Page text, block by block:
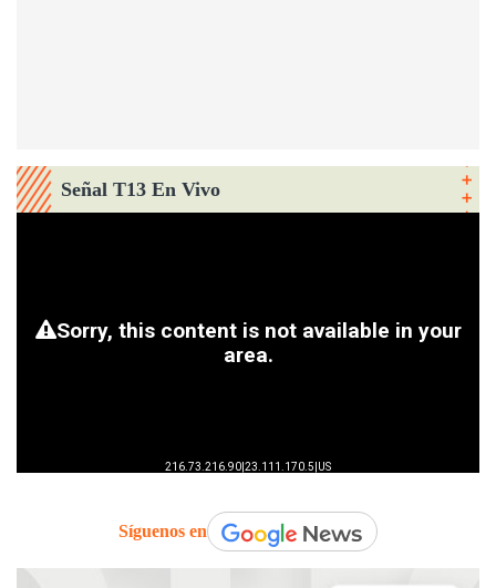
Señal T13 En Vivo
Síguenos en